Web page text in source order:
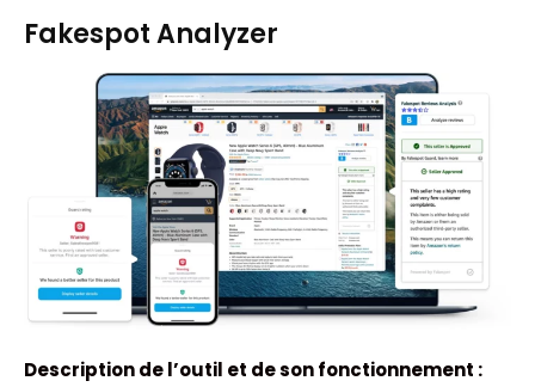
Fakespot Analyzer
Description de l’outil et de son fonctionnement :